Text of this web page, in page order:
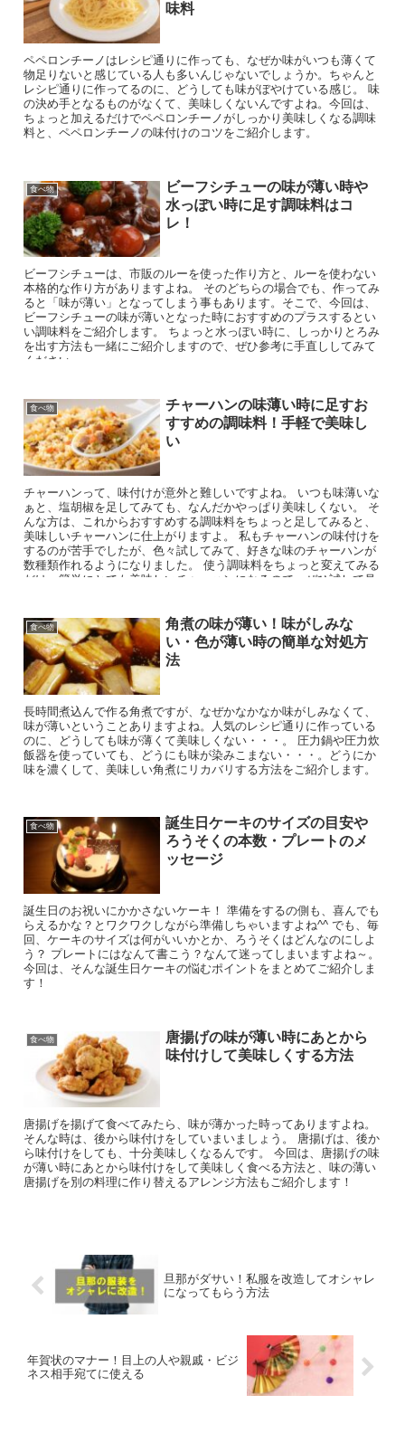
味料
ペペロンチーノはレシピ通りに作っても、なぜか味がいつも薄くて
物足りないと感じている人も多いんじゃないでしょうか。ちゃんと
レシピ通りに作ってるのに、どうしても味がぼやけている感じ。 味
の決め手となるものがなくて、美味しくないんですよね。今回は、
ちょっと加えるだけでペペロンチーノがしっかり美味しくなる調味
料と、ペペロンチーノの味付けのコツをご紹介します。
食べ物
ビーフシチューの味が薄い時や
水っぽい時に足す調味料はコ
レ！
ビーフシチューは、市販のルーを使った作り方と、ルーを使わない
本格的な作り方がありますよね。 そのどちらの場合でも、作ってみ
ると「味が薄い」となってしまう事もあります。そこで、今回は、
ビーフシチューの味が薄いとなった時におすすめのプラスするとい
い調味料をご紹介します。 ちょっと水っぽい時に、しっかりとろみ
を出す方法も一緒にご紹介しますので、ぜひ参考に手直ししてみて
ください。
食べ物
チャーハンの味薄い時に足すお
すすめの調味料！手軽で美味し
い
チャーハンって、味付けが意外と難しいですよね。 いつも味薄いな
ぁと、塩胡椒を足してみても、なんだかやっぱり美味しくない。 そ
んな方は、これからおすすめする調味料をちょっと足してみると、
美味しいチャーハンに仕上がりますよ。 私もチャーハンの味付けを
するのが苦手でしたが、色々試してみて、好きな味のチャーハンが
数種類作れるようになりました。 使う調味料をちょっと変えてみる
だけ、簡単にとても美味しいチャーハンになるので、ぜひ試して見
食べ物
角煮の味が薄い！味がしみな
い・色が薄い時の簡単な対処方
法
長時間煮込んで作る角煮ですが、なぜかなかなか味がしみなくて、
味が薄いということありますよね。人気のレシピ通りに作っている
のに、どうしても味が薄くて美味しくない・・・。 圧力鍋や圧力炊
飯器を使っていても、どうにも味が染みこまない・・・。どうにか
味を濃くして、美味しい角煮にリカバリする方法をご紹介します。
食べ物
誕生日ケーキのサイズの目安や
ろうそくの本数・プレートのメ
ッセージ
誕生日のお祝いにかかさないケーキ！ 準備をするの側も、喜んでも
らえるかな？とワクワクしながら準備しちゃいますよね^^ でも、毎
回、ケーキのサイズは何がいいかとか、ろうそくはどんなのにしよ
う？ プレートにはなんて書こう？なんて迷ってしまいますよね～。
今回は、そんな誕生日ケーキの悩むポイントをまとめてご紹介しま
す！
食べ物
唐揚げの味が薄い時にあとから
味付けして美味しくする方法
唐揚げを揚げて食べてみたら、味が薄かった時ってありますよね。
そんな時は、後から味付けをしていまいましょう。 唐揚げは、後か
ら味付けをしても、十分美味しくなるんです。 今回は、唐揚げの味
が薄い時にあとから味付けをして美味しく食べる方法と、味の薄い
唐揚げを別の料理に作り替えるアレンジ方法もご紹介します！
旦那がダサい！私服を改造してオシャレ
になってもらう方法
年賀状のマナー！目上の人や親戚・ビジ
ネス相手宛てに使える